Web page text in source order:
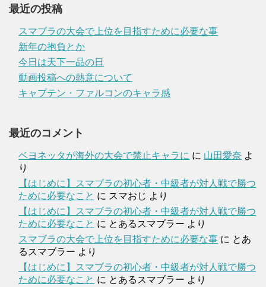
最近の投稿
スマブラの大会で上位を目指すために必要な事
新年の抱負とか
今日は天下一品の日
動画投稿への熱意について
キャプテン・ファルコンのキャラ感
最近のコメント
ベヨネッタが海外の大会で禁止キャラに に 山田愛奈 よ
り
【はじめに】スマブラの初心者・中級者が対人戦で勝つ
ために必要なこと に スマおじ より
【はじめに】スマブラの初心者・中級者が対人戦で勝つ
ために必要なこと に とあるスマブラー より
スマブラの大会で上位を目指すために必要な事 に とあ
るスマブラー より
【はじめに】スマブラの初心者・中級者が対人戦で勝つ
ために必要なこと に とあるスマブラー より